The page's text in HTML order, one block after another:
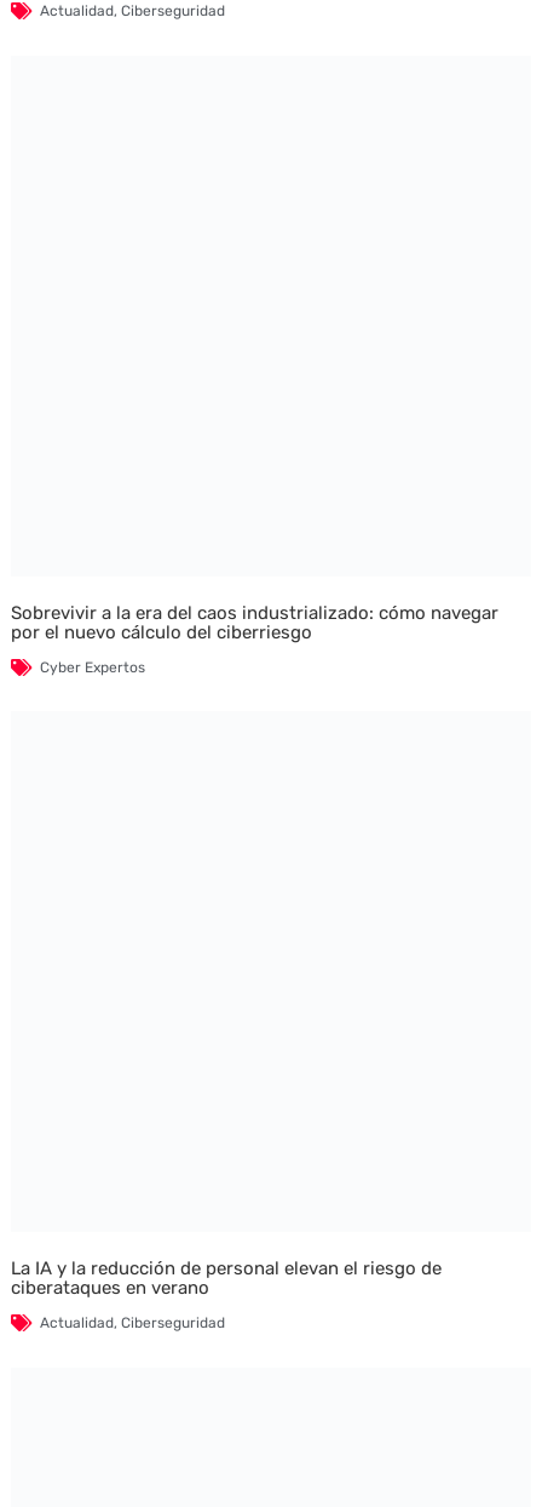
Actualidad, Ciberseguridad
Sobrevivir a la era del caos industrializado: cómo navegar
por el nuevo cálculo del ciberriesgo
Cyber Expertos
La IA y la reducción de personal elevan el riesgo de
ciberataques en verano
Actualidad, Ciberseguridad